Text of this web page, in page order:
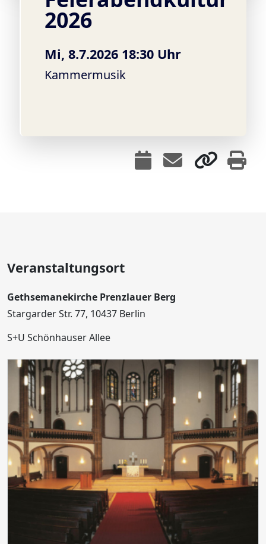
2026
Mi, 8.7.2026 18:30 Uhr
Kammermusik
Veranstaltungsort
Gethsemanekirche Prenzlauer Berg
Stargarder Str. 77, 10437 Berlin
S+U Schönhauser Allee